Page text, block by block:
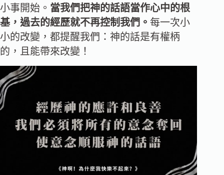
小事開始。 當我們把神的話語當作心中的根
基，過去的經歷就不再控制我們。 每一次小
小的改變，都提醒我們：神的話是有權柄
的，且能帶來改變！